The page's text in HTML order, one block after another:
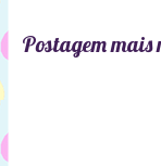
Postagem mais